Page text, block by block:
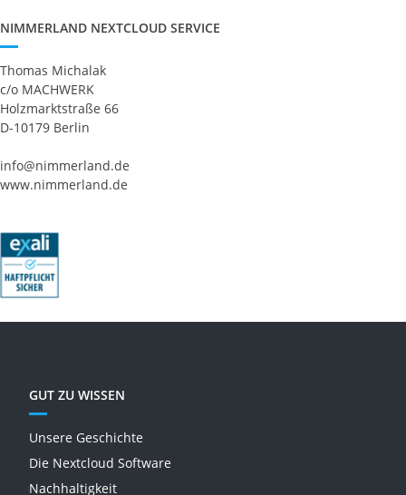
NIMMERLAND NEXTCLOUD SERVICE
Thomas Michalak
c/o MACHWERK
Holzmarktstraße 66
D-10179 Berlin
info@nimmerland.de
www.nimmerland.de
GUT ZU WISSEN
Unsere Geschichte
Die Nextcloud Software
Nachhaltigkeit